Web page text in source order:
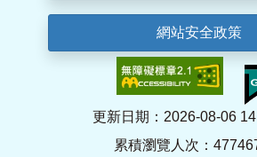
網站安全政策
更新日期：2026-08-06
累積瀏覽人次：